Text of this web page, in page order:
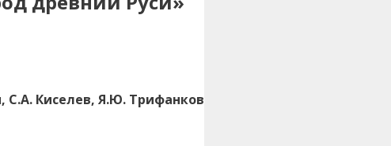
С.А. Киселев, Я.Ю. Трифанков